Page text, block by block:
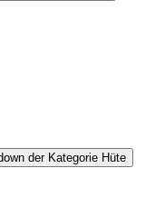
der Kategorie Hüte